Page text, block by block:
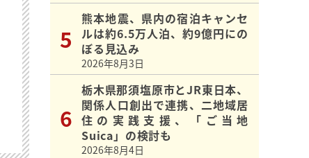
熊本地震、県内の宿泊キャンセ
ルは約6.5万人泊、約9億円にの
ぼる見込み
2026年8月3日
栃木県那須塩原市とJR東日本、
関係人口創出で連携、二地域居
住の実践支援、「ご当地
Suica」の検討も
2026年8月4日